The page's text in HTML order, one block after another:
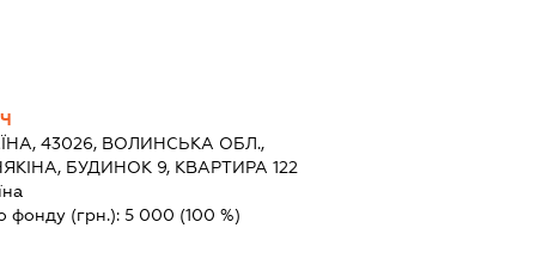
43026, ВОЛИНСЬКА ОБЛ.,
БУДИНОК 9, КВАРТИРА 122
фонду (грн.): 5 000 (100 %)